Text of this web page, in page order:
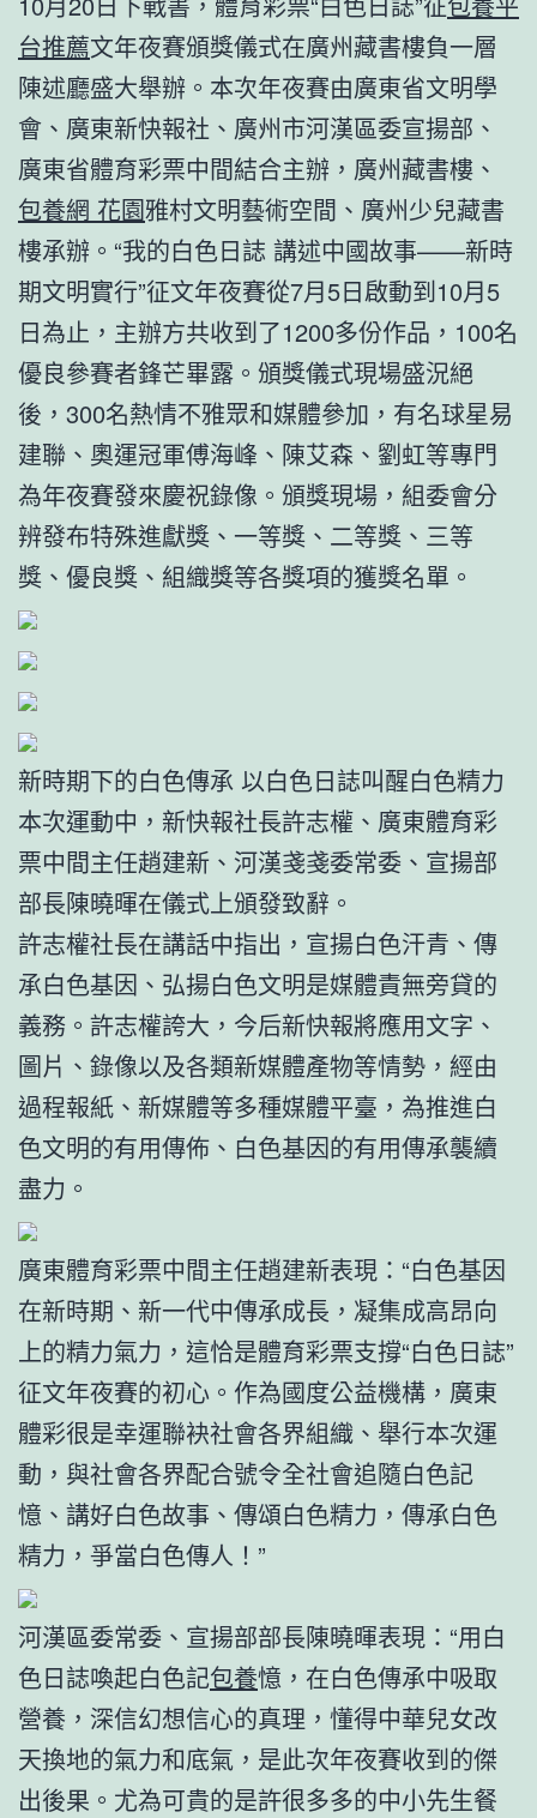
台推薦文年夜賽頒獎儀式在廣州藏書樓負一層
陳述廳盛大舉辦。本次年夜賽由廣東省文明學
會、廣東新快報社、廣州市河漢區委宣揚部、
廣東省體育彩票中間結合主辦，廣州藏書樓、
包養網 花園雅村文明藝術空間、廣州少兒藏書
樓承辦。“我的白色日誌 講述中國故事——新時
期文明實行”征文年夜賽從7月5日啟動到10月5
日為止，主辦方共收到了1200多份作品，100名
優良參賽者鋒芒畢露。頒獎儀式現場盛況絕
後，300名熱情不雅眾和媒體參加，有名球星易
建聯、奧運冠軍傅海峰、陳艾森、劉虹等專門
為年夜賽發來慶祝錄像。頒獎現場，組委會分
辨發布特殊進獻獎、一等獎、二等獎、三等
獎、優良獎、組織獎等各獎項的獲獎名單。
新時期下的白色傳承 以白色日誌叫醒白色精力
本次運動中，新快報社長許志權、廣東體育彩
票中間主任趙建新、河漢戔戔委常委、宣揚部
部長陳曉暉在儀式上頒發致辭。
許志權社長在講話中指出，宣揚白色汗青、傳
承白色基因、弘揚白色文明是媒體責無旁貸的
義務。許志權誇大，今后新快報將應用文字、
圖片、錄像以及各類新媒體產物等情勢，經由
過程報紙、新媒體等多種媒體平臺，為推進白
色文明的有用傳佈、白色基因的有用傳承襲續
盡力。
廣東體育彩票中間主任趙建新表現：“白色基因
在新時期、新一代中傳承成長，凝集成高昂向
上的精力氣力，這恰是體育彩票支撐“白色日誌”
征文年夜賽的初心。作為國度公益機構，廣東
體彩很是幸運聯袂社會各界組織、舉行本次運
動，與社會各界配合號令全社會追隨白色記
憶、講好白色故事、傳頌白色精力，傳承白色
精力，爭當白色傳人！”
河漢區委常委、宣揚部部長陳曉暉表現：“用白
色日誌喚起白色記包養憶，在白色傳承中吸取
營養，深信幻想信心的真理，懂得中華兒女改
天換地的氣力和底氣，是此次年夜賽收到的傑
出後果。尤為可貴的是許很多多的中小先生餐